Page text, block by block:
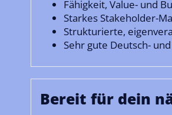
Fähigkeit, Value- und
Starkes Stakeholder-
Strukturierte,
Sehr gute Deutsch-
Bereit für dein